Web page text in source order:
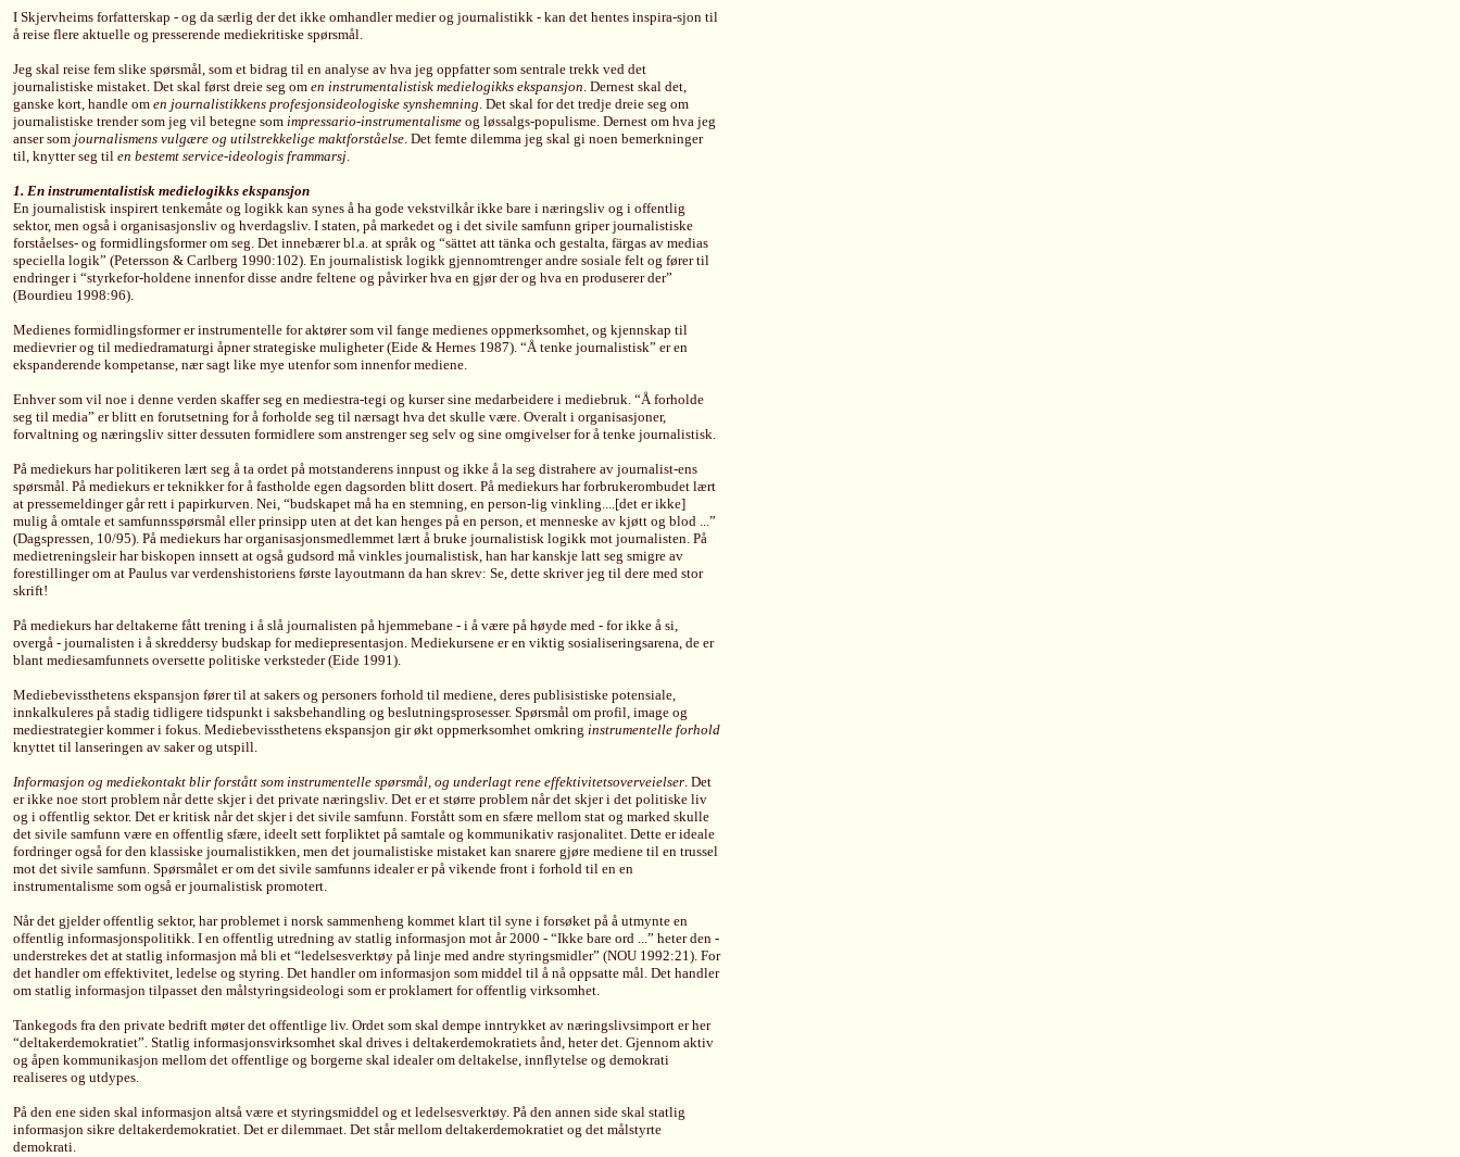
I Skjervheims forfatterskap - og da særlig der det ikke omhandler medier og journalistikk - kan det hentes inspira-sjon til
å reise flere aktuelle og presserende mediekritiske spørsmål.
Jeg skal reise fem slike spørsmål, som et bidrag til en analyse av hva jeg oppfatter som sentrale trekk ved det
journalistiske mistaket. Det skal først dreie seg om en instrumentalistisk medielogikks ekspansjon. Dernest skal det,
ganske kort, handle om en journalistikkens profesjonsideologiske synshemning. Det skal for det tredje dreie seg om
journalistiske trender som jeg vil betegne som impressario-instrumentalisme og løssalgs-populisme. Dernest om hva jeg
anser som journalismens vulgære og utilstrekkelige maktforståelse. Det femte dilemma jeg skal gi noen bemerkninger
til, knytter seg til en bestemt service-ideologis frammarsj.
1. En instrumentalistisk medielogikks ekspansjon
En journalistisk inspirert tenkemåte og logikk kan synes å ha gode vekstvilkår ikke bare i næringsliv og i offentlig
sektor, men også i organisasjonsliv og hverdagsliv. I staten, på markedet og i det sivile samfunn griper journalistiske
forståelses- og formidlingsformer om seg. Det innebærer bl.a. at språk og “sättet att tänka och gestalta, färgas av medias
speciella logik” (Petersson & Carlberg 1990:102). En journalistisk logikk gjennomtrenger andre sosiale felt og fører til
endringer i “styrkefor-holdene innenfor disse andre feltene og påvirker hva en gjør der og hva en produserer der”
(Bourdieu 1998:96).
Medienes formidlingsformer er instrumentelle for aktører som vil fange medienes oppmerksomhet, og kjennskap til
medievrier og til mediedramaturgi åpner strategiske muligheter (Eide & Hernes 1987). “Å tenke journalistisk” er en
ekspanderende kompetanse, nær sagt like mye utenfor som innenfor mediene.
Enhver som vil noe i denne verden skaffer seg en mediestra-tegi og kurser sine medarbeidere i mediebruk. “Å forholde
seg til media” er blitt en forutsetning for å forholde seg til nærsagt hva det skulle være. Overalt i organisasjoner,
forvaltning og næringsliv sitter dessuten formidlere som anstrenger seg selv og sine omgivelser for å tenke journalistisk.
På mediekurs har politikeren lært seg å ta ordet på motstanderens innpust og ikke å la seg distrahere av journalist-ens
spørsmål. På mediekurs er teknikker for å fastholde egen dagsorden blitt dosert. På mediekurs har forbrukerombudet lært
at pressemeldinger går rett i papirkurven. Nei, “budskapet må ha en stemning, en person-lig vinkling....[det er ikke]
mulig å omtale et samfunnsspørsmål eller prinsipp uten at det kan henges på en person, et menneske av kjøtt og blod ...”
(Dagspressen, 10/95). På mediekurs har organisasjonsmedlemmet lært å bruke journalistisk logikk mot journalisten. På
medietreningsleir har biskopen innsett at også gudsord må vinkles journalistisk, han har kanskje latt seg smigre av
forestillinger om at Paulus var verdenshistoriens første layoutmann da han skrev: Se, dette skriver jeg til dere med stor
skrift!
På mediekurs har deltakerne fått trening i å slå journalisten på hjemmebane - i å være på høyde med - for ikke å si,
overgå - journalisten i å skreddersy budskap for mediepresentasjon. Mediekursene er en viktig sosialiseringsarena, de er
blant mediesamfunnets oversette politiske verksteder (Eide 1991).
Mediebevissthetens ekspansjon fører til at sakers og personers forhold til mediene, deres publisistiske potensiale,
innkalkuleres på stadig tidligere tidspunkt i saksbehandling og beslutningsprosesser. Spørsmål om profil, image og
mediestrategier kommer i fokus. Mediebevissthetens ekspansjon gir økt oppmerksomhet omkring instrumentelle forhold
knyttet til lanseringen av saker og utspill.
Informasjon og mediekontakt blir forstått som instrumentelle spørsmål, og underlagt rene effektivitetsoverveielser. Det
er ikke noe stort problem når dette skjer i det private næringsliv. Det er et større problem når det skjer i det politiske liv
og i offentlig sektor. Det er kritisk når det skjer i det sivile samfunn. Forstått som en sfære mellom stat og marked skulle
det sivile samfunn være en offentlig sfære, ideelt sett forpliktet på samtale og kommunikativ rasjonalitet. Dette er ideale
fordringer også for den klassiske journalistikken, men det journalistiske mistaket kan snarere gjøre mediene til en trussel
mot det sivile samfunn. Spørsmålet er om det sivile samfunns idealer er på vikende front i forhold til en en
instrumentalisme som også er journalistisk promotert.
Når det gjelder offentlig sektor, har problemet i norsk sammenheng kommet klart til syne i forsøket på å utmynte en
offentlig informasjonspolitikk. I en offentlig utredning av statlig informasjon mot år 2000 - “Ikke bare ord ...” heter den -
understrekes det at statlig informasjon må bli et “ledelsesverktøy på linje med andre styringsmidler” (NOU 1992:21). For
det handler om effektivitet, ledelse og styring. Det handler om informasjon som middel til å nå oppsatte mål. Det handler
om statlig informasjon tilpasset den målstyringsideologi som er proklamert for offentlig virksomhet.
Tankegods fra den private bedrift møter det offentlige liv. Ordet som skal dempe inntrykket av næringslivsimport er her
“deltakerdemokratiet”. Statlig informasjonsvirksomhet skal drives i deltakerdemokratiets ånd, heter det. Gjennom aktiv
og åpen kommunikasjon mellom det offentlige og borgerne skal idealer om deltakelse, innflytelse og demokrati
realiseres og utdypes.
På den ene siden skal informasjon altså være et styringsmiddel og et ledelsesverktøy. På den annen side skal statlig
informasjon sikre deltakerdemokratiet. Det er dilemmaet. Det står mellom deltakerdemokratiet og det målstyrte
demokrati.